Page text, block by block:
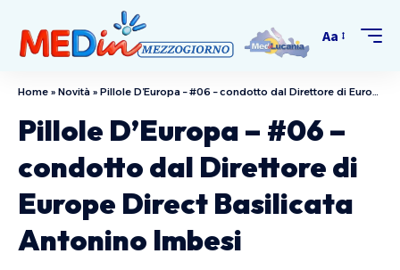
Aa
Home » Novità » Pillole D’Europa – #06 – condotto dal Direttore di Europe Direct Basilicata Antonino Imbesi
Pillole D’Europa – #06 –
condotto dal Direttore di
Europe Direct Basilicata
Antonino Imbesi